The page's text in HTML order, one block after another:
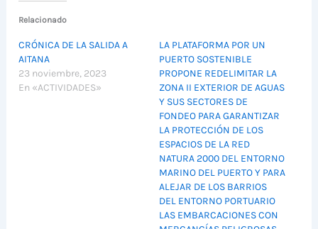
Relacionado
CRÓNICA DE LA SALIDA A
AITANA
23 noviembre, 2023
En «ACTIVIDADES»
LA PLATAFORMA POR UN
PUERTO SOSTENIBLE
PROPONE REDELIMITAR LA
ZONA II EXTERIOR DE AGUAS
Y SUS SECTORES DE
FONDEO PARA GARANTIZAR
LA PROTECCIÓN DE LOS
ESPACIOS DE LA RED
NATURA 2000 DEL ENTORNO
MARINO DEL PUERTO Y PARA
ALEJAR DE LOS BARRIOS
DEL ENTORNO PORTUARIO
LAS EMBARCACIONES CON